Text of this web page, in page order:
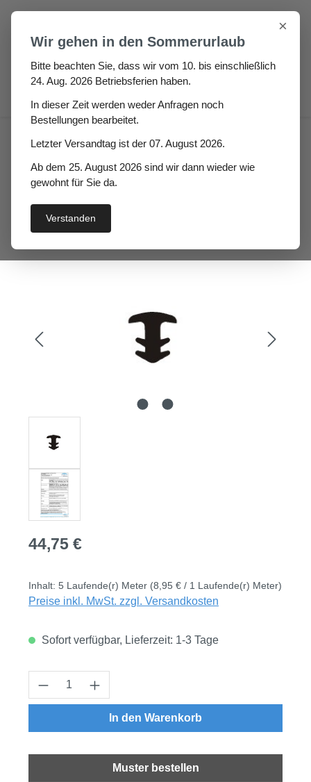
Zum Hauptinhalt springen
Fugen & Spalt
Fugen- & Klemmprofile
Gummi Fugendichtung
Gwenda
Regulärer Preis:
44,75 €
Inhalt: 5 Laufende(r) Meter (8,95 € / 1 Laufende(r) Meter)
Preise inkl. MwSt. zzgl. Versandkosten
Sofort verfügbar, Lieferzeit: 1-3 Tage
Produkt Anzahl: Gib den gewünschten
In den Warenkorb
Muster bestellen
×
Wir gehen in den Sommerurlaub
Bitte beachten Sie, dass wir vom 10. bis einschließlich
24. Aug. 2026 Betriebsferien haben.
In dieser Zeit werden weder Anfragen noch
Bestellungen bearbeitet.
Letzter Versandtag ist der 07. August 2026.
Ab dem 25. August 2026 sind wir dann wieder wie
gewohnt für Sie da.
Verstanden